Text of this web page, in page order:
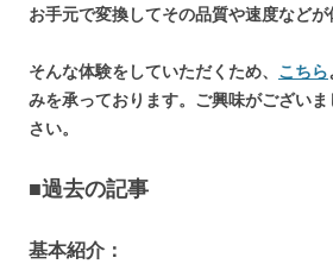
お手元で変換してその品質や速度などが
そんな体験をしていただくため、 こちら
みを承っております。ご興味がござい
さい。
■過去の記事
基本紹介：